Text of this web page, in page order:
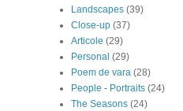
Landscapes (39)
Close-up (37)
Articole (29)
Personal (29)
Poem de vara (28)
People - Portraits (24)
The Seasons (24)